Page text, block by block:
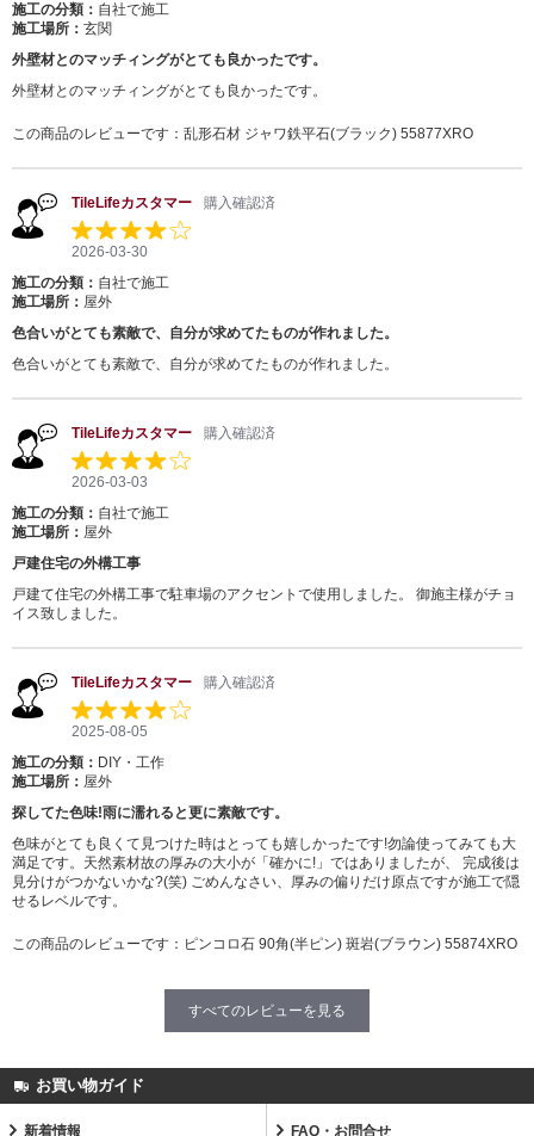
施工の分類： 自社で施工
施工場所： 玄関
外壁材とのマッチィングがとても良かったです。
外壁材とのマッチィングがとても良かったです。
この商品のレビューです： 乱形石材 ジャワ鉄平石(ブラック) 55877XRO
TileLifeカスタマー 購入確認済
2026-03-30
施工の分類： 自社で施工
施工場所： 屋外
色合いがとても素敵で、自分が求めてたものが作れました。
色合いがとても素敵で、自分が求めてたものが作れました。
TileLifeカスタマー 購入確認済
2026-03-03
施工の分類： 自社で施工
施工場所： 屋外
戸建住宅の外構工事
戸建て住宅の外構工事で駐車場のアクセントで使用しました。 御施主様がチョ
イス致しました。
TileLifeカスタマー 購入確認済
2025-08-05
施工の分類： DIY・工作
施工場所： 屋外
探してた色味!雨に濡れると更に素敵です。
色味がとても良くて見つけた時はとっても嬉しかったです!勿論使ってみても大
満足です。天然素材故の厚みの大小が「確かに!」ではありましたが、 完成後は
見分けがつかないかな?(笑) ごめんなさい、厚みの偏りだけ原点ですが施工で隠
せるレベルです。
この商品のレビューです： ピンコロ石 90角(半ピン) 斑岩(ブラウン) 55874XRO
すべてのレビューを見る
お買い物ガイド
新着情報 FAQ・お問合せ